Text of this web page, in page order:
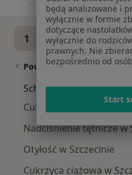
1 2 3
Powiązane wyszukiwania
Schorzenia w Szczecinie
Cukrzyca w Szczecinie
Nadciśnienie tętnicze w
Otyłość w Szczecinie
Cukrzyca ciążowa w
będą analizowane i
wyłącznie w formie
dotyczące
wyłącznie do
prawnych. Nie
bezpośrednio od
Start